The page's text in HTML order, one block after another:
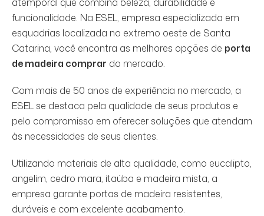
funcionalidade. Na ESEL, empresa especializada em
esquadrias localizada no extremo oeste de Santa
Catarina, você encontra as melhores opções de porta
de madeira comprar do mercado.
Com mais de 50 anos de experiência no mercado, a
ESEL se destaca pela qualidade de seus produtos e
pelo compromisso em oferecer soluções que atendam
às necessidades de seus clientes.
Utilizando materiais de alta qualidade, como eucalipto,
angelim, cedro mara, itaúba e madeira mista, a
empresa garante portas de madeira resistentes,
duráveis e com excelente acabamento.